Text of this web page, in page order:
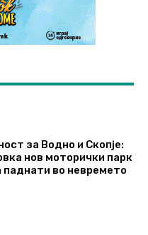
за Водно и Скопје:
нов моторички парк
паднати во невремето